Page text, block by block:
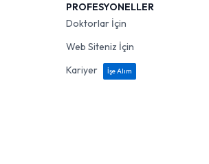
PROFESYONELLER
Doktorlar İçin
Web Siteniz İçin
Kariyer
İşe Alım